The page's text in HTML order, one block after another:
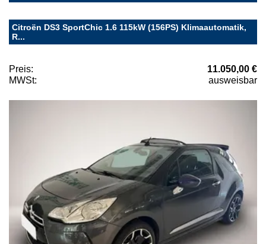
Citroën DS3 SportChic 1.6 115kW (156PS) Klimaautomatik,
R...
Preis:
11.050,00 €
MWSt:
ausweisbar